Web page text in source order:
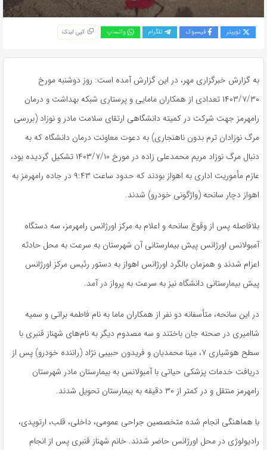
توییتر فیسبوک تلگرام واتساپ کپی لینک
به گزارش خبرگزاری مهر، در این گزارش آمده است: روز دوشنبه مورخ
۱۴۰۳/۷/۳۰ تعدادی از همکاران مامایی و پرستاری شبکه بهداشت و درمان
رامهرمز جهت شرکت در کمیته دانشگاهی ارتقای سلامت مادر و نوزاد (بررسی
مرگ نوزادان ترم بدون ناهنجاری) به دعوت معاونت درمان دانشگاه که به
دنبال مرگ نوزاد مریم محمدعلی زاده در مورخ ۱۴۰۳/۷/۱۰ تشکیل گردیده بود،
عازم مأموریت اداری به اهواز بودند که حدود ساعت ۹:۴۳ در جاده رامهرمز به
اهواز دچار سانحه (واژگونی خودرو) شدند.
بلافاصله پس از وقوع سانحه و اعلام به مرکز اورژانس رامهرمز، سه دستگاه
آمبولانس اورژانس پیش بیمارستانی آن شهرستان به سرعت به محل حادثه
اعزام شدند و همزمان بالگرد اورژانس اهواز به دستور رئیس مرکز اورژانس
پیش بیمارستانی دانشگاه نیز به سرعت به پرواز در آمد.
در این سانحه، متأسفانه دو نفر از همکاران ماما به نام فاطمه براتی و سمیه
شاامیری در صحنه جان باختند و سه مصدوم دیگر به نام‌های شهناز قنبری با
سطح هوشیاری ۷، مینا محمدیان و فریدون حبیبی نژاد (راننده خودرو) پس از
دریافت خدمات پزشکی حیاتی با آمبولانس به بیمارستان مادر شهرستان
رامهرمز منتقل و در کمتر از ۳۰ دقیقه به بیمارستان تحویل شدند.
با هماهنگی انجام شده متخصصین جراحی عمومی، داخلی، قلب، ارتوپدی،
رادیولوژی در محل اورژانس حاضر شدند. خانم شهناز قنبری پس از انجام